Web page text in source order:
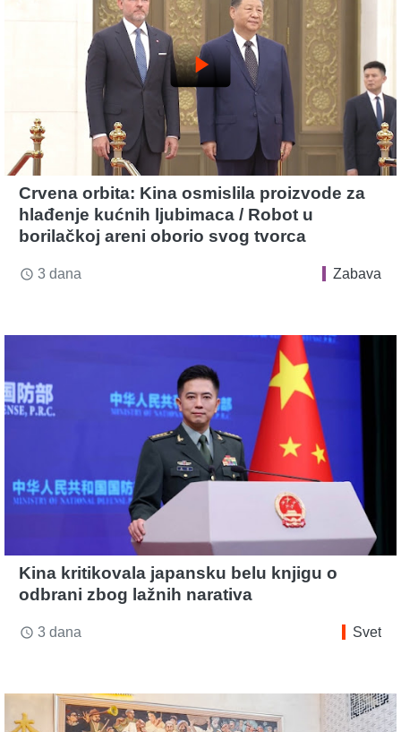
play_arrow
Crvena orbita: Kina osmislila proizvode za
hlađenje kućnih ljubimaca / Robot u
borilačkoj areni oborio svog tvorca
access_time 3 dana Zabava
Kina kritikovala japansku belu knjigu o
odbrani zbog lažnih narativa
access_time 3 dana Svet